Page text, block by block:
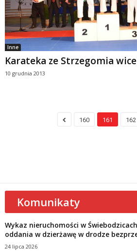
Inne
Karateka ze Strzegomia
10 grudnia 2013
160 161 162
Komunikaty
Wykaz nieruchomości w
oddania w dzierżawę w drodze
24 lipca 2026